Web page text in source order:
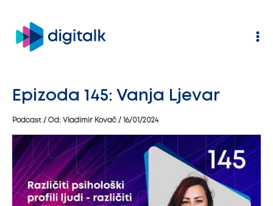
sadržaj
Epizoda 145: Vanja Ljevar
Podcast / Od: Vladimir Kovač / 16/01/2024